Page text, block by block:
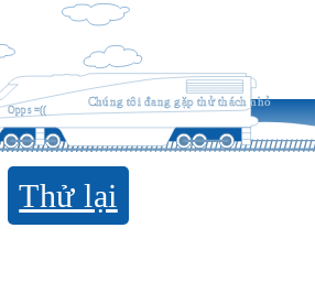
Opps =((
Chúng tôi đang gặp thử thách nhỏ
Thử lại